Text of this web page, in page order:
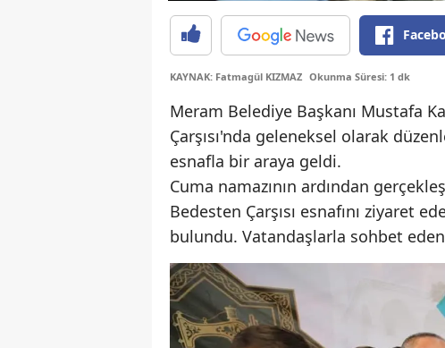
KAYNAK: Fatmagül KIZMAZ Okunma Süresi: 1 dk
Meram Belediye Başkanı Mustafa
Çarşısı'nda geleneksel olarak
esnafla bir araya geldi.
Cuma namazının ardından
Bedesten Çarşısı esnafını ziyaret
bulundu. Vatandaşlarla sohbet